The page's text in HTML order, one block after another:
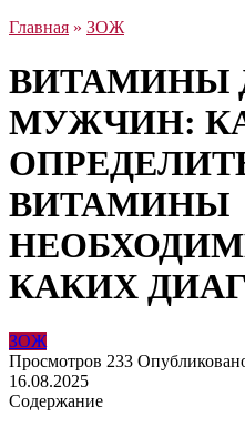
Главная » ЗОЖ
ВИТАМИНЫ
МУЖЧИН:
ВИТАМИНЫ
КАКИХ
ЗОЖ
Просмотров 233
16.08.2025
Содержание